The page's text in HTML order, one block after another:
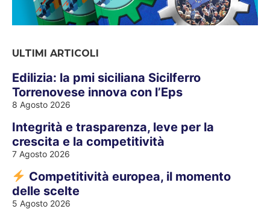
ULTIMI ARTICOLI
Edilizia: la pmi siciliana Sicilferro
Torrenovese innova con l’Eps
8 Agosto 2026
Integrità e trasparenza, leve per la
crescita e la competitività
7 Agosto 2026
Competitività europea, il momento
delle scelte
5 Agosto 2026